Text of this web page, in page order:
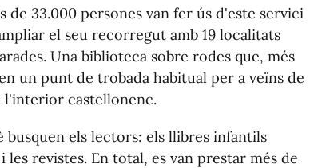
de 33.000 persones van fer ús d'este servici
el seu recorregut amb 19 localitats
Una biblioteca sobre rodes que, més
un punt de trobada habitual per a veïns de
l'interior castellonenc.
busquen els lectors: els llibres infantils
les revistes. En total, es van prestar més de